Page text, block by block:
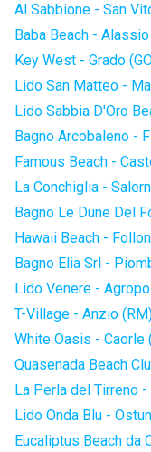
Al Sabbione - San
Baba Beach -
Key West - Grado
Lido San Matteo -
Lido Sabbia D'Oro
Bagno Arcobaleno -
Famous Beach -
La Conchiglia -
Bagno Le Dune Del
Hawaii Beach -
Bagno Elia Srl -
Lido Venere -
T-Village - Anzio
White Oasis - Caorle
Quasenada Beach
La Perla del Tirreno
Lido Onda Blu -
Eucaliptus Beach da